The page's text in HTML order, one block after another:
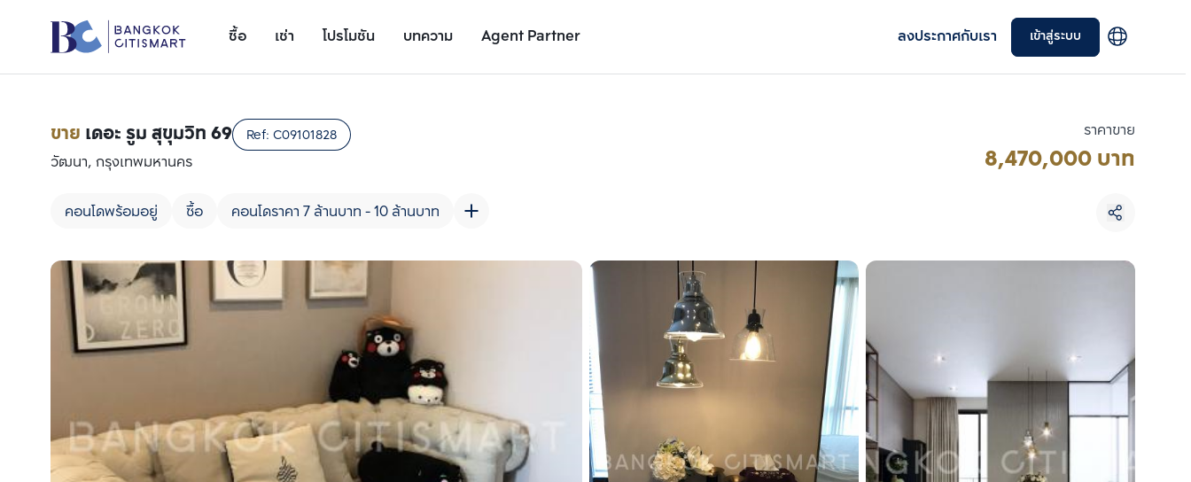
ซื้อ เช่า โปรโมชัน บทความ Agent Partner ลงประกาศกับเรา เข้าสู่ระบบ
รายละเอียดยูนิต
ขาย เดอะ รูม สุขุมวิท 69 Ref: C09101828
วัฒนา, กรุงเทพมหานคร
คอนโดพร้อมอยู่ ซื้อ คอนโดราคา 7 ล้านบาท - 10 ล้านบาท
ราคาขาย
8,470,000 บาท
เพิ่มยูนิตเปรียบเทียบ
รายการที่ 1
เพิ่มยูนิตเปรียบเทียบ
รายการที่ 3
เลือกยูนิตเพื่อเปรียบเทียบ
เลือกได้สูงสุด 3 รายการ
ลบทั้งหมด